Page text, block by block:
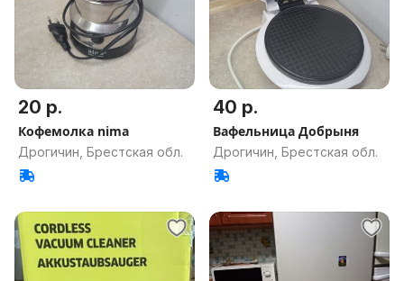
20 р.
Кофемолка nima
Дрогичин, Брестская обл.
40 р.
Вафельница Добрыня
Дрогичин, Брестская обл.